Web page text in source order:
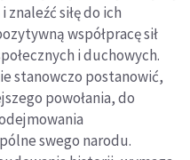
siłę do ich
współpracę sił
i duchowych.
stanowczo postanowić,
powołania, do
swego narodu.